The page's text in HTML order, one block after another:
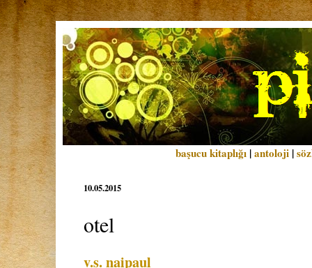
başucu kitaplığı |antoloji |
10.05.2015
otel
v.s. naipaul